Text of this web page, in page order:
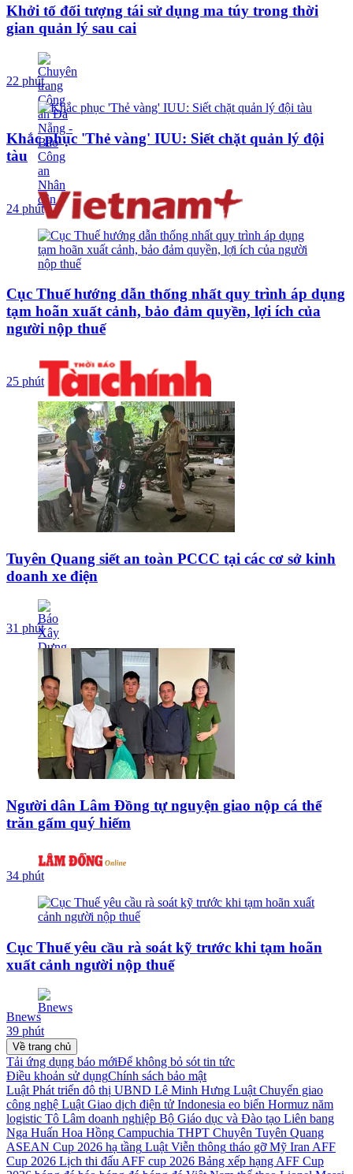
Khởi tố đối tượng tái sử dụng ma túy trong thời
gian quản lý sau cai
22 phút
Khắc phục 'Thẻ vàng' IUU: Siết chặt quản lý đội
tàu
24 phút
Cục Thuế hướng dẫn thống nhất quy trình áp dụng
tạm hoãn xuất cảnh, bảo đảm quyền, lợi ích của
người nộp thuế
25 phút
Tuyên Quang siết an toàn PCCC tại các cơ sở kinh
doanh xe điện
31 phút
Người dân Lâm Đồng tự nguyện giao nộp cá thể
trăn gấm quý hiếm
34 phút
Cục Thuế yêu cầu rà soát kỹ trước khi tạm hoãn
xuất cảnh người nộp thuế
Bnews
39 phút
Về trang chủ
Tải ứng dụng báo mớiĐể không bỏ sót tin tức
Điều khoản sử dụngChính sách bảo mật
Luật Phát triển đô thị UBND Lê Minh Hưng Luật Chuyển giao
công nghệ Luật Giao dịch điện tử Indonesia eo biển Hormuz năm
logistic Tô Lâm doanh nghiệp Bộ Giáo dục và Đào tạo Liên bang
Nga Huấn Hoa Hồng Campuchia THPT Chuyên Tuyên Quang
ASEAN Cup 2026 hạ tầng Luật Viễn thông tháo gỡ Mỹ Iran AFF
Cup 2026 Lịch thi đấu AFF cup 2026 Bảng xếp hạng AFF Cup